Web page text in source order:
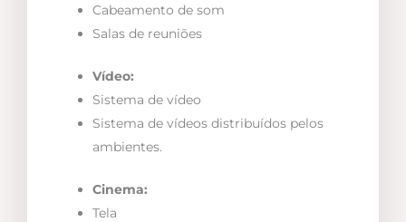
Cabeamento de som
Salas de reuniões
Vídeo:
Sistema de vídeo
Sistema de vídeos distribuídos pelos
ambientes.
Cinema:
Tela